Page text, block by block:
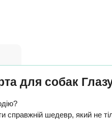
для собак
справжній шедевр, який не